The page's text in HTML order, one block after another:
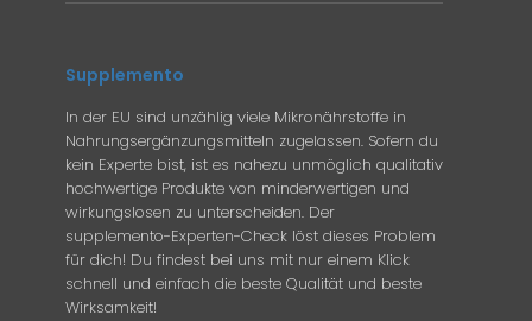
Supplemento
In der EU sind unzählig viele Mikronährstoffe in
Nahrungsergänzungsmitteln zugelassen. Sofern du
kein Experte bist, ist es nahezu unmöglich qualitativ
hochwertige Produkte von minderwertigen und
wirkungslosen zu unterscheiden. Der
supplemento-Experten-Check löst dieses Problem
für dich! Du findest bei uns mit nur einem Klick
schnell und einfach die beste Qualität und beste
Wirksamkeit!